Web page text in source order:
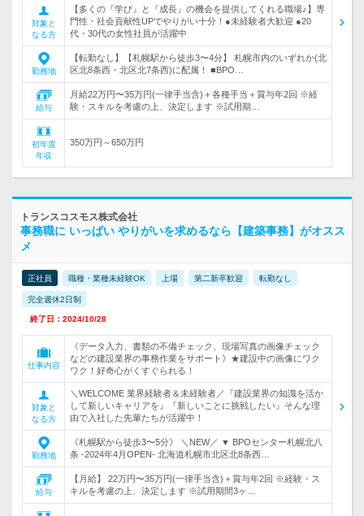
対象と
なる方
【多くの『学び』と『成長』の機会を提供してくれる職場♪】専
門性・社会貢献性UPでやりがい十分！●未経験者大歓迎 ●20
代・30代の女性社員が活躍中
勤務地
【転勤なし】【札幌駅から徒歩3〜4分】 札幌市内のいずれか(北
区北8条西・北区北7条西)に配属！ ■BPO…
給与
月給22万円〜35万円(一律手当含)＋各種手当＋賞与年2回 ※経
験・スキルを考慮の上、決定します ※試用期…
初年度
年収
350万円～650万円
トランスコスモス株式会社
事務職に いっぱい やりがいを求めるなら【建築事務】がオスス
メ
正社員 職種・業種未経験OK 上場 第二新卒歓迎 転勤なし
完全週休2日制
終了日：2024/10/28
仕事内容
《データ入力、書類の不備チェック、現場写真の画像チェック
などの建設業界の事務作業をサポート》★建設中の画像にワク
ワク！好奇心がくすぐられる！
対象と
なる方
＼WELCOME 業界経験者＆未経験者／『建設業界の知識を活か
して新しいキャリアを』『新しいことに挑戦したい』そんな理
由で入社した先輩たちが活躍中！
勤務地
《札幌駅から徒歩3〜5分》 ＼NEW／ ▼ BPOセンター札幌北八
条 -2024年4月OPEN- 北海道札幌市北区北8条西…
給与
【月給】 22万円〜35万円(一律手当含)＋賞与年2回 ※経験・ス
キルを考慮の上、決定します ※試用期間3ヶ…